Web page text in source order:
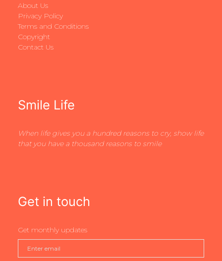
About Us
Privacy Policy
Terms and Conditions
Copyright
Contact Us
Smile Life
When life gives you a hundred reasons to cry, show life
that you have a thousand reasons to smile
Get in touch
Get monthly updates